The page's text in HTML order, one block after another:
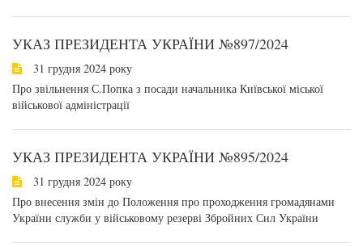
УКАЗ ПРЕЗИДЕНТА УКРАЇНИ №897/2024
31 грудня 2024 року
Про звільнення С.Попка з посади начальника Київської міської
військової адміністрації
УКАЗ ПРЕЗИДЕНТА УКРАЇНИ №895/2024
31 грудня 2024 року
Про внесення змін до Положення про проходження громадянами
України служби у військовому резерві Збройних Сил України